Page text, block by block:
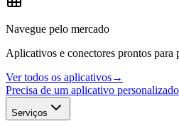
Navegue pelo mercado
Aplicativos e conectores prontos
Ver todos os aplicativos→
Precisa de um aplicativo
Serviços